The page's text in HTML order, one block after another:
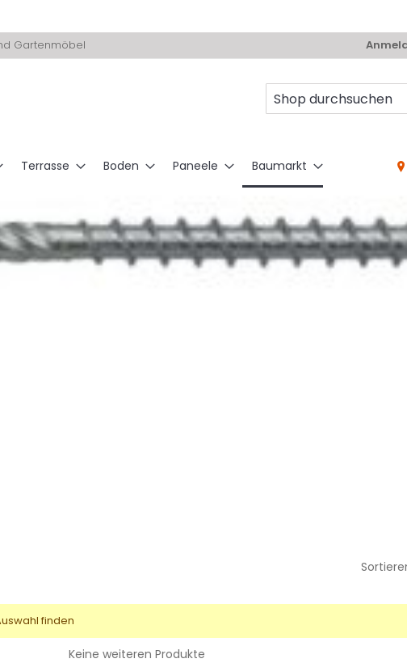
Gartenmöbel
Terrasse Boden Paneele Baumarkt
finden
Keine weiteren Produkte